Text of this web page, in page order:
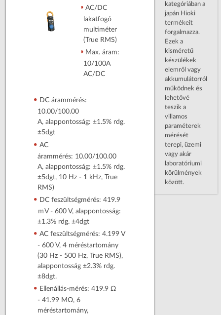
AC/DC
lakatfogó
multiméter
(True RMS)
Max. áram:
10/100A
AC/DC
DC árammérés:
10.00/100.00
A, alappontosság: ±1.5% rdg.
±5dgt
AC
árammérés: 10.00/100.00
A, alappontosság: ±1.5% rdg.
±5dgt, 10 Hz - 1 kHz, True
RMS)
DC feszültségmérés: 419.9
ｍV - 600 V, alappontosság:
±1.3% rdg. ±4dgt
AC feszültségmérés: 4.199 V
- 600 V, 4 méréstartomány
(30 Hz - 500 Hz, True RMS),
alappontosság ±2.3% rdg.
±8dgt.
Ellenállás-mérés: 419.9 Ω
- 41.99 MΩ, 6
méréstartomány,
kategóriában a
japán Hioki
termékeit
forgalmazza.
Ezek a
kisméretű
készülékek
elemről vagy
akkumulátorról
működnek és
lehetővé
teszik a
villamos
paraméterek
mérését
terepi, üzemi
vagy akár
laboratóriumi
körülmények
között.